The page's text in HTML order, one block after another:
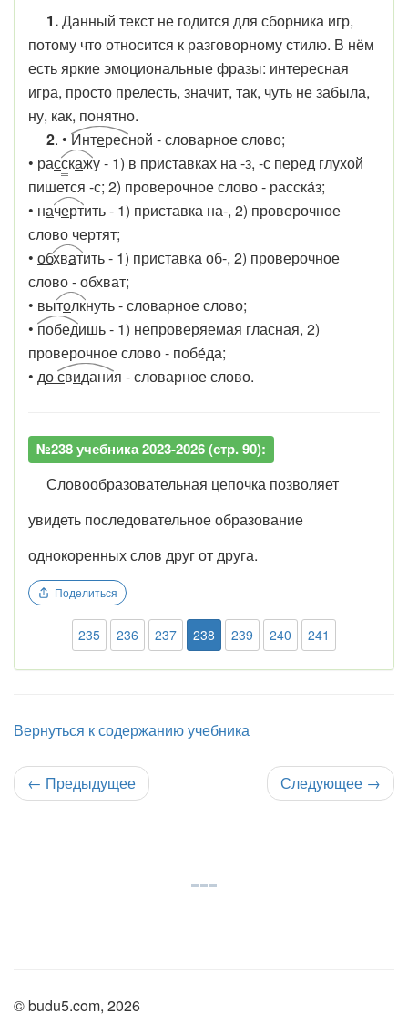
1.Данный текст не годится для сборника игр,
потому что относится к разговорному стилю. В нём
есть яркие эмоциональные фразы: интересная
игра, просто прелесть, значит, так, чуть не забыла,
ну, как, понятно.
2. • Интересной - словарное слово;
• расскажу - 1) в приставках на -з, -с перед глухой
пишется -с; 2) проверочное слово - расска́з;
• начертить - 1) приставка на-, 2) проверочное
слово чертят;
• обхватить - 1) приставка об-, 2) проверочное
слово - обхват;
• вытолкнуть - словарное слово;
• победишь - 1) непроверяемая гласная, 2)
проверочное слово - побе́да;
• досвидания - словарное слово.
№238 учебника 2023-2026 (стр. 90):
Словообразовательная цепочка позволяет
увидеть последовательное образование
однокоренных слов друг от друга.
Поделиться
235 236 237 238 239 240 241
Вернуться к содержанию учебника
← Предыдущее Следующее →
© budu5.com, 2026